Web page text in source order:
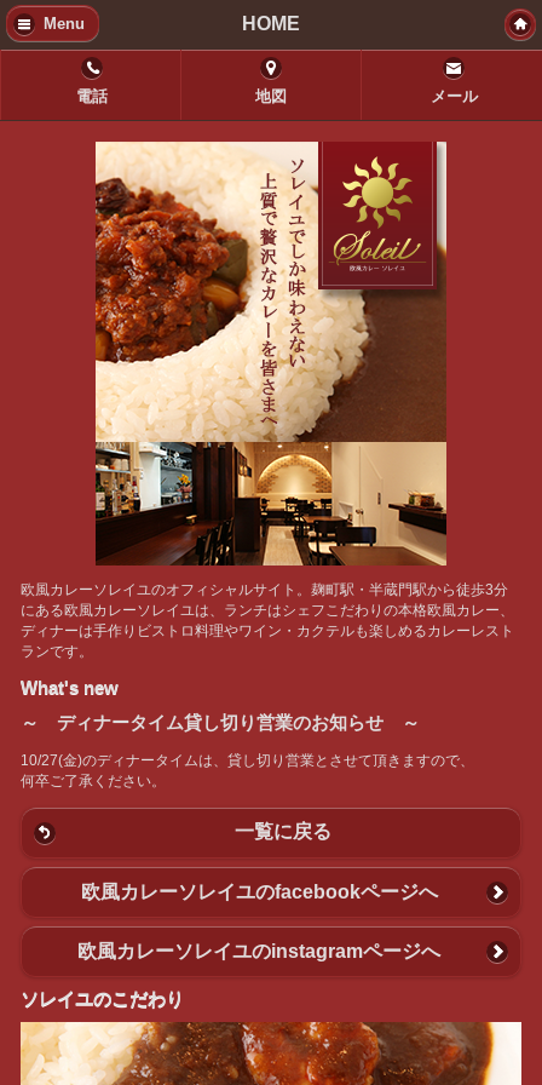
Menu HOME
電話 地図 メール
欧風カレーソレイユのオフィシャルサイト。麹町駅・半蔵門駅から徒歩3分
にある欧風カレーソレイユは、ランチはシェフこだわりの本格欧風カレー、
ディナーは手作りビストロ料理やワイン・カクテルも楽しめるカレーレスト
ランです。
What's new
～ ディナータイム貸し切り営業のお知らせ ～
10/27(金)のディナータイムは、貸し切り営業とさせて頂きますので、
何卒ご了承ください。
一覧に戻る
欧風カレーソレイユのfacebookページへ
欧風カレーソレイユのinstagramページへ
ソレイユのこだわり